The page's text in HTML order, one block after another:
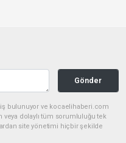
Gönder
bulunuyor ve kocaelihaberi.com
veya dolaylı tüm sorumluluğu tek
site yönetimi hiçbir şekilde